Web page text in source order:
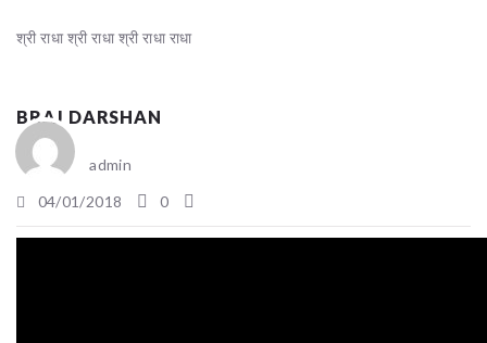
श्री राधा श्री राधा श्री राधा राधा
BRAJ DARSHAN
admin
04/01/2018
0